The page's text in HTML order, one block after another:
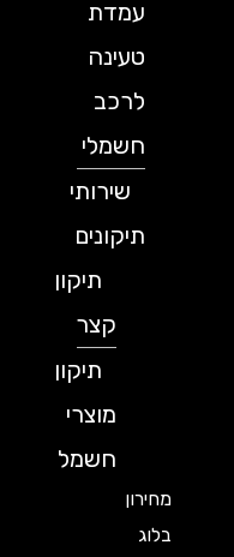
עמדת
טעינה
לרכב
חשמלי
שירותי
תיקונים
תיקון
תיקון
מוצרי
חשמל
מחירון